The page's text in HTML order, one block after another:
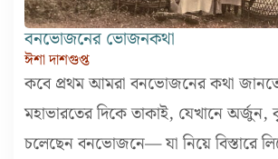
বনভোজনের ভোজনকথা
ঈশা দাশগুপ্ত
কবে প্রথম আমরা বনভোজনের কথা
মহাভারতের দিকে তাকাই, যেখানে
চলেছেন বনভোজনে— যা নিয়ে বিস্তারে